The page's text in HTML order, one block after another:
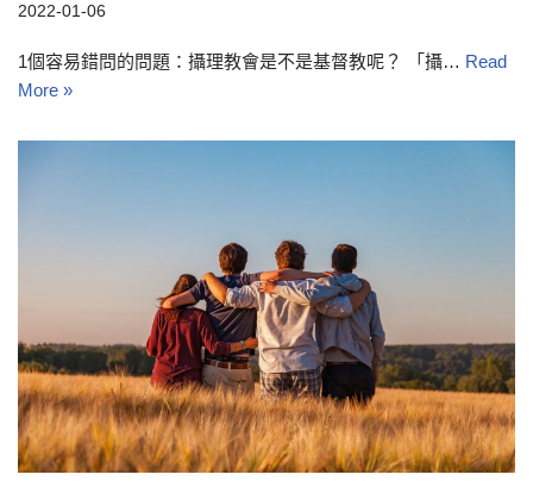
2022-01-06
1個容易錯問的問題：攝理教會是不是基督教呢？ 「攝… Read
More »